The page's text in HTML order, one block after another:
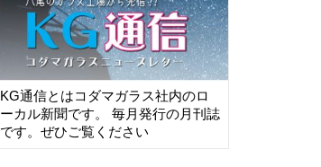
KG通信とはコダマガラス社内のロ
ーカル新聞です。 毎月発行の月刊誌
です。ぜひご覧ください